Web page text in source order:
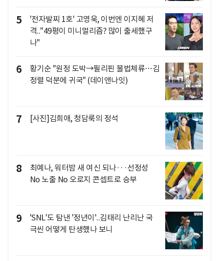
5
'전자발찌 1호' 고영욱, 이번엔 이지혜 저
격.."49평이 미니멀리즘? 많이 출세했구
나"
6
황기순 "원정 도박→필리핀 불법체류…김
정렬 덕분에 귀국" (데이앤나잇)
7 [사진]김희애, 청담룩의 정석
8
최예나, 워터밤 새 여신 되나···선정성
No 노출 No 오로지 콘셉트로 승부
9
'SNL'도 탐낸 '정년이'..김태리 난리난 국
극씬 어떻게 탄생했나 보니